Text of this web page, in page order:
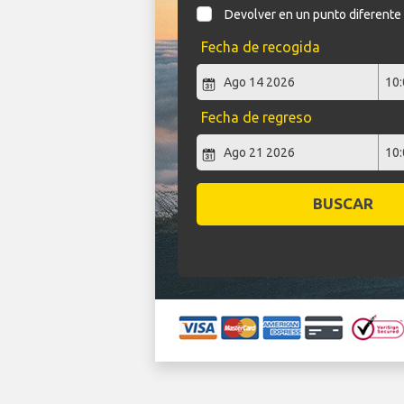
Devolver en un punto diferente
Fecha de recogida
Fecha de regreso
BUSCAR